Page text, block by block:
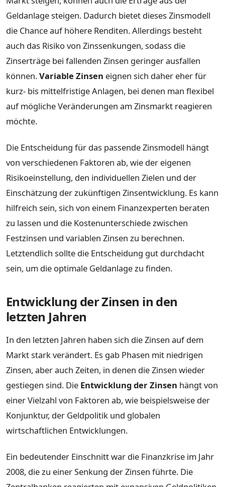
Geldanlage steigen. Dadurch bietet dieses Zinsmodell
die Chance auf höhere Renditen. Allerdings besteht
auch das Risiko von Zinssenkungen, sodass die
Zinserträge bei fallenden Zinsen geringer ausfallen
können.Variable Zinsen eignen sich daher eher für
kurz- bis mittelfristige Anlagen, bei denen man flexibel
auf mögliche Veränderungen am Zinsmarkt reagieren
möchte.
Die Entscheidung für das passende Zinsmodell hängt
von verschiedenen Faktoren ab, wie der eigenen
Risikoeinstellung, den individuellen Zielen und der
Einschätzung der zukünftigen Zinsentwicklung. Es kann
hilfreich sein, sich von einem Finanzexperten beraten
zu lassen und die Kostenunterschiede zwischen
Festzinsen und variablen Zinsen zu berechnen.
Letztendlich sollte die Entscheidung gut durchdacht
sein, um die optimale Geldanlage zu finden.
Entwicklung der Zinsen in den
letzten Jahren
In den letzten Jahren haben sich die Zinsen auf dem
Markt stark verändert. Es gab Phasen mit niedrigen
Zinsen, aber auch Zeiten, in denen die Zinsen wieder
gestiegen sind. Die Entwicklung der Zinsen hängt von
einer Vielzahl von Faktoren ab, wie beispielsweise der
Konjunktur, der Geldpolitik und globalen
wirtschaftlichen Entwicklungen.
Ein bedeutender Einschnitt war die Finanzkrise im Jahr
2008, die zu einer Senkung der Zinsen führte. Die